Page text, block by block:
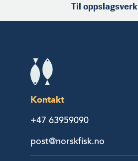
Til oppslagsverk
Kontakt
+47 63959090
post@norskfisk.no